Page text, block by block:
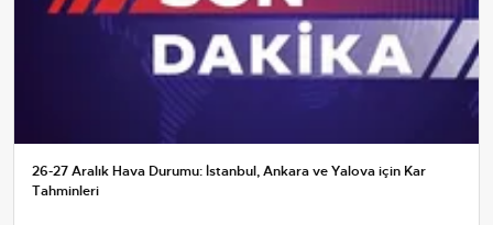
26-27 Aralık Hava Durumu: İstanbul, Ankara ve Yalova için Kar
Tahminleri